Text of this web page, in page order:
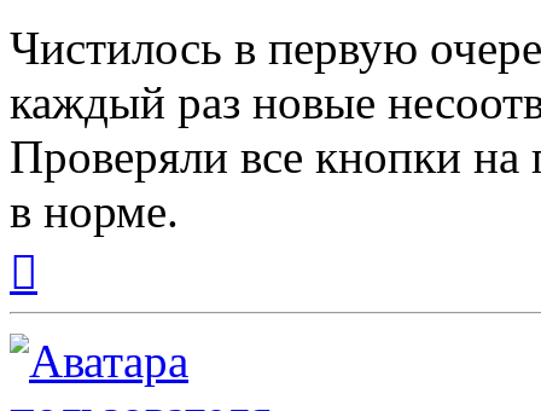
Чистилось в первую
каждый раз новые
Проверяли все кнопки
в норме.
началу